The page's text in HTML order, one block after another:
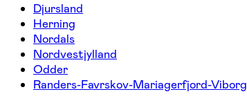
Djursland
Herning
Nordals
Nordvestjylland
Odder
Randers-Favrskov-Mariagerfjord-Viborg